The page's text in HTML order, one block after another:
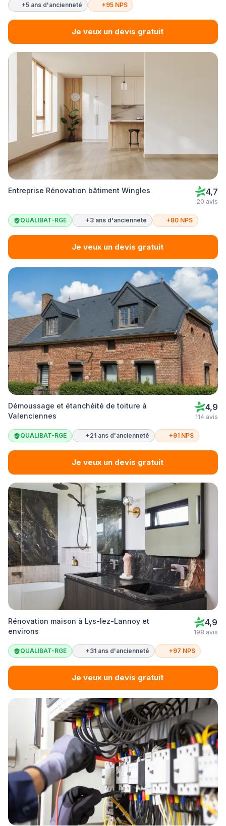
+5 ans d'ancienneté +95 NPS
Je veux un devis gratuit
Entreprise Rénovation bâtiment Wingles 4,7
20 avis
QUALIBAT-RGE +3 ans d'ancienneté +80 NPS
Je veux un devis gratuit
Démoussage et étanchéité de toiture à
Valenciennes
4,9
114 avis
QUALIBAT-RGE +21 ans d'ancienneté +91 NPS
Je veux un devis gratuit
Rénovation maison à Lys-lez-Lannoy et
environs
4,9
198 avis
QUALIBAT-RGE +31 ans d'ancienneté +97 NPS
Je veux un devis gratuit